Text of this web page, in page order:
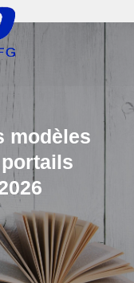
modèles